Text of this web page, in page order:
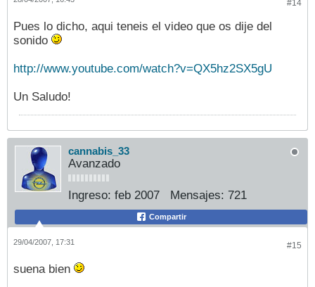
#14
Pues lo dicho, aqui teneis el video que os dije del
sonido
http://www.youtube.com/watch?v=QX5hz2SX5gU
Un Saludo!
cannabis_33
Avanzado
Ingreso: feb 2007 Mensajes: 721
Compartir
#15
29/04/2007, 17:31
suena bien